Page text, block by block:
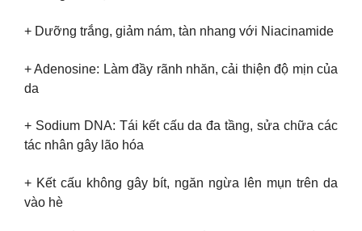
+ Dưỡng trắng, giảm nám, tàn nhang với Niacinamide
+ Adenosine: Làm đầy rãnh nhăn, cải thiện độ mịn của
da
+ Sodium DNA: Tái kết cấu da đa tầng, sửa chữa các
tác nhân gây lão hóa
+ Kết cấu không gây bít, ngăn ngừa lên mụn trên da
vào hè